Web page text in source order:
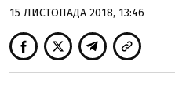
15 ЛИСТОПАДА 2018, 13:46